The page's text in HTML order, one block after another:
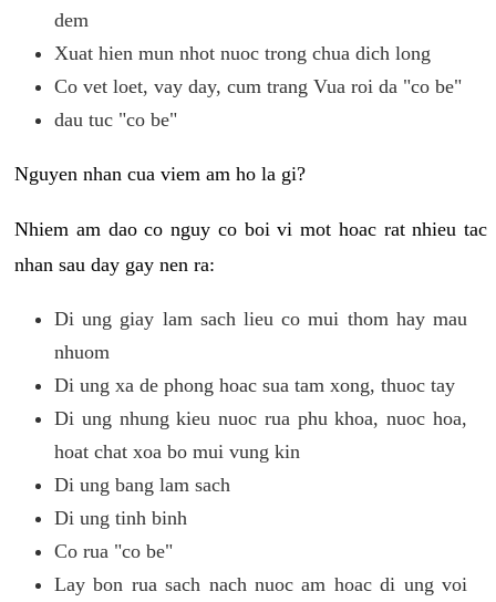
dem
Xuat hien mun nhot nuoc trong chua dich long
Co vet loet, vay day, cum trang Vua roi da "co be"
dau tuc "co be"
Nguyen nhan cua viem am ho la gi?
Nhiem am dao co nguy co boi vi mot hoac rat nhieu tac
nhan sau day gay nen ra:
Di ung giay lam sach lieu co mui thom hay mau
nhuom
Di ung xa de phong hoac sua tam xong, thuoc tay
Di ung nhung kieu nuoc rua phu khoa, nuoc hoa,
hoat chat xoa bo mui vung kin
Di ung bang lam sach
Di ung tinh binh
Co rua "co be"
Lay bon rua sach nach nuoc am hoac di ung voi